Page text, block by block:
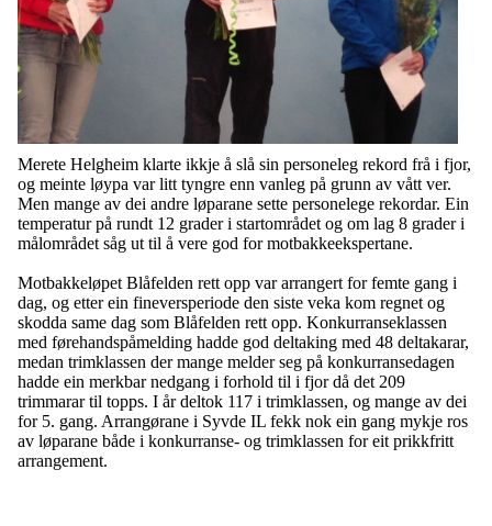
Merete Helgheim klarte ikkje å slå sin personeleg rekord frå i fjor,
og meinte løypa var litt tyngre enn vanleg på grunn av vått ver.
Men mange av dei andre løparane sette personelege rekordar. Ein
temperatur på rundt 12 grader i startområdet og om lag 8 grader i
målområdet såg ut til å vere god for motbakkeekspertane.
Motbakkeløpet Blåfelden rett opp var arrangert for femte gang i
dag, og etter ein fineversperiode den siste veka kom regnet og
skodda same dag som Blåfelden rett opp. Konkurranseklassen
med førehandspåmelding hadde god deltaking med 48 deltakarar,
medan trimklassen der mange melder seg på konkurransedagen
hadde ein merkbar nedgang i forhold til i fjor då det 209
trimmarar til topps. I år deltok 117 i trimklassen, og mange av dei
for 5. gang. Arrangørane i Syvde IL fekk nok ein gang mykje ros
av løparane både i konkurranse- og trimklassen for eit prikkfritt
arrangement.